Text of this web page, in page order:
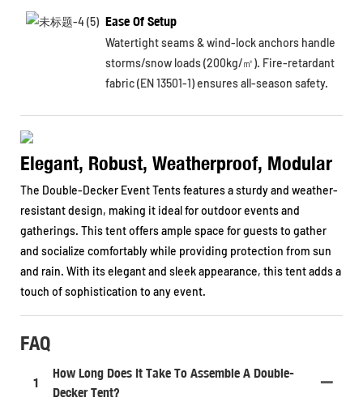
Ease Of Setup
Watertight seams & wind-lock anchors handle
storms/snow loads (200kg/㎡). Fire-retardant
fabric (EN 13501-1) ensures all-season safety.
Elegant, Robust, Weatherproof, Modular
The Double-Decker Event Tents features a sturdy and weather-
resistant design, making it ideal for outdoor events and
gatherings. This tent offers ample space for guests to gather
and socialize comfortably while providing protection from sun
and rain. With its elegant and sleek appearance, this tent adds a
touch of sophistication to any event.
FAQ
1
How Long Does It Take To Assemble A Double-
Decker Tent?